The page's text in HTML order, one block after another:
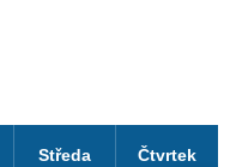
Středa Čtvrtek